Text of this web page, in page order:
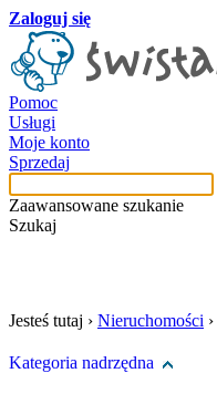
Zaloguj się
Pomoc
Usługi
Moje konto
Sprzedaj
Zaawansowane szukanie
Szukaj
Jesteś tutaj › Nieruchomości ›
Kategoria nadrzędna